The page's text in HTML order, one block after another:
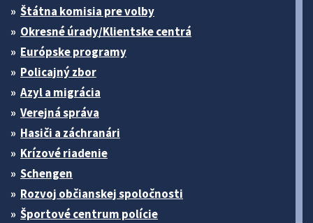
Štátna komisia pre volby
Okresné úrady/Klientske centrá
Európske programy
Policajný zbor
Azyl a migrácia
Verejná správa
Hasiči a záchranári
Krízové riadenie
Schengen
Rozvoj občianskej spoločnosti
Športové centrum polície